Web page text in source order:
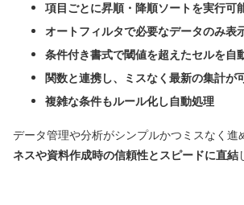
項目ごとに昇順・降順ソートを実行可
オートフィルタで必要なデータのみ表
条件付き書式で閾値を超えたセルを自
関数と連携し、ミスなく最新の集計が
複雑な条件もルール化し自動処理
データ管理や分析がシンプルかつミスなく進
ネスや資料作成時の信頼性とスピードに直結